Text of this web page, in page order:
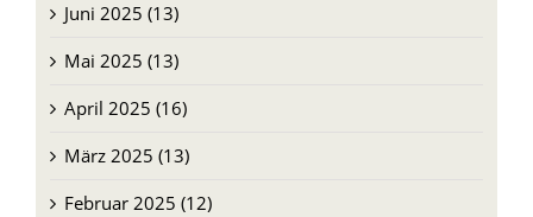
Juni 2025 (13)
Mai 2025 (13)
April 2025 (16)
März 2025 (13)
Februar 2025 (12)